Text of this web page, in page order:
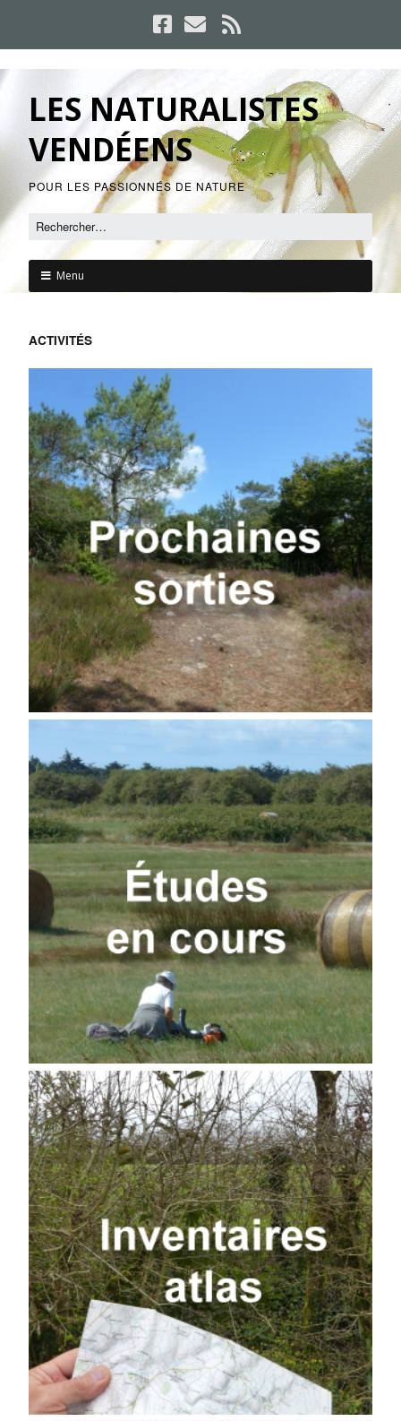
LES NATURALISTES
VENDÉENS
POUR LES PASSIONNÉS DE NATURE
Menu
ACTIVITÉS